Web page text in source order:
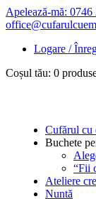
Apelează-mă: 0746
Logare /
Coșul tău: 0
Cufărul cu
Buchete
“Fii
Ateliere
Nuntă